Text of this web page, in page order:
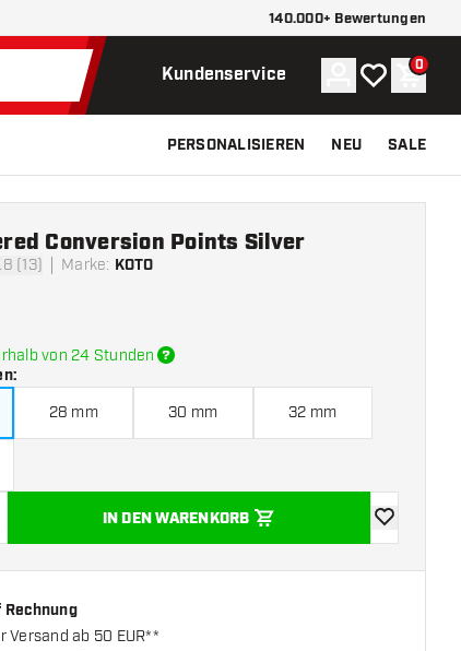
140.000+ Bewertungen
Kundenservice Konto
Meine 0
PERSONALISIEREN NEU SALE
(13) Marke: KOTO
Conversion Points Silver
von 24 Stunden
:
28 mm 30 mm 32 mm
erhöhenIN DEN WARENKORB
Zur
Rechnung
Versand ab 50 EUR**